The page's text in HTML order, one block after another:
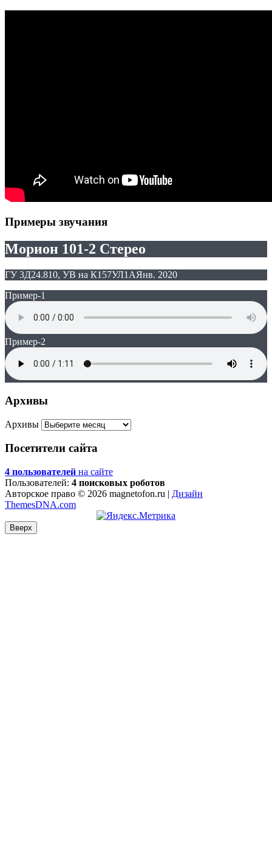
Примеры звучания
Морион 101-2 Стерео
ГУ 3Д24.810, УВ на К157УЛ1АЯнв. 2020
Пример-1
Пример-2
Архивы
Архивы
Посетители сайта
4 пользователей на сайте
Пользователей: 4 поисковых роботов
Авторское право © 2026 magnetofon.ru | Дизайн
ThemesDNA.com
Вверх